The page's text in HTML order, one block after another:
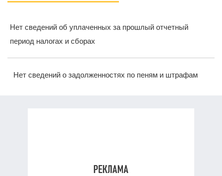
Нет сведений об уплаченных за прошлый отчетный
период налогах и сборах
Нет сведений о задолженностях по пеням и штрафам